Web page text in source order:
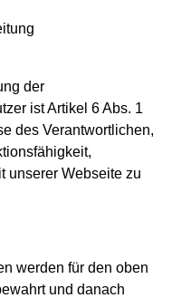
der
ist Artikel 6 Abs. 1
des Verantwortlichen,
unserer Webseite zu
werden für den oben
und danach